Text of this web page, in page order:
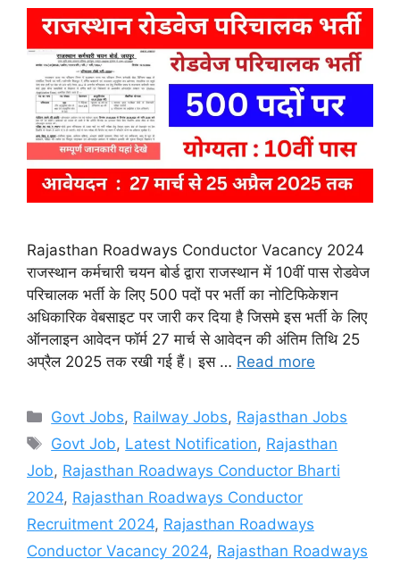
Rajasthan Roadways Conductor Vacancy 2024
राजस्थान कर्मचारी चयन बोर्ड द्वारा राजस्थान में 10वीं पास रोडवेज
परिचालक भर्ती के लिए 500 पदों पर भर्ती का नोटिफिकेशन
अधिकारिक वेबसाइट पर जारी कर दिया है जिसमे इस भर्ती के लिए
ऑनलाइन आवेदन फॉर्म 27 मार्च से आवेदन की अंतिम तिथि 25
अप्रैल 2025 तक रखी गई हैं। इस … Read more
Categories
Govt Jobs, Railway Jobs, Rajasthan Jobs
Tags
Govt Job, Latest Notification, Rajasthan
Job, Rajasthan Roadways Conductor Bharti
2024, Rajasthan Roadways Conductor
Recruitment 2024, Rajasthan Roadways
Conductor Vacancy 2024, Rajasthan Roadways